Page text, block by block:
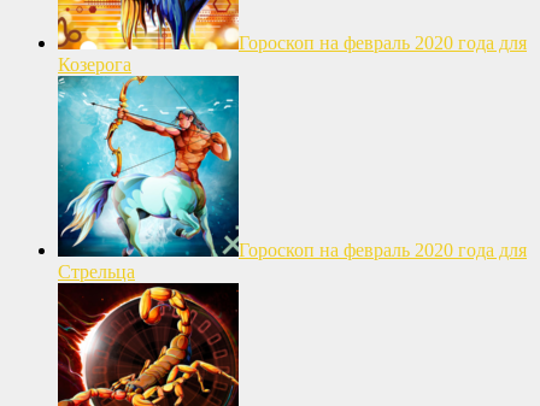
Гороскоп на февраль 2020 года для
Козерога
Гороскоп на февраль 2020 года для
Стрельца